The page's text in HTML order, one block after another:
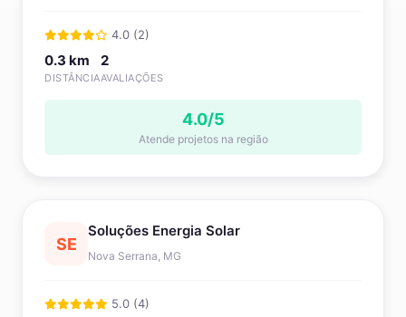
4.0 (2)
0.3 km
DISTÂNCIA
2
AVALIAÇÕES
4.0/5
Atende projetos na região
SE
Soluções Energia Solar
Nova Serrana, MG
5.0 (4)